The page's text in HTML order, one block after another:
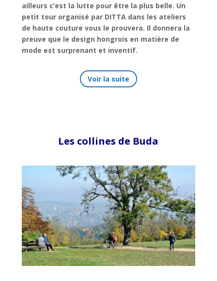
ailleurs c’est la lutte pour être la plus belle. Un
petit tour organisé par DITTA dans les ateliers
de haute couture vous le prouvera. Il donnera la
preuve que le design hongrois en matière de
mode est surprenant et inventif.
Voir la suite
Les collines de Buda